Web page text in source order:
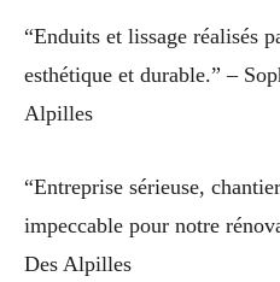
“Enduits et lissage réalisés
esthétique et durable.” –
Alpilles
“Entreprise sérieuse,
impeccable pour notre
Des Alpilles